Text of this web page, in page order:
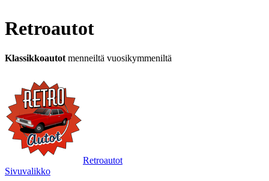
Retroautot
Klassikkoautot menneiltä vuosikymmeniltä
Retroautot
Sivuvalikko